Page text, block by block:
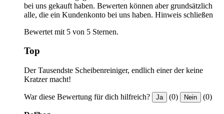
bei uns gekauft haben. Bewerten können aber grundsätzlich
alle, die ein Kundenkonto bei uns haben. Hinweis schließen
Bewertet mit 5 von 5 Sternen.
Top
Der Tausendste Scheibenreiniger, endlich einer der keine
Kratzer macht!
War diese Bewertung für dich hilfreich? Ja (0) Nein (0)